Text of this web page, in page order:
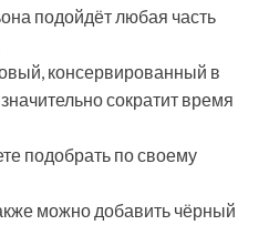
подойдёт любая часть
консервированный в
сократит время
подобрать по своему
можно добавить чёрный